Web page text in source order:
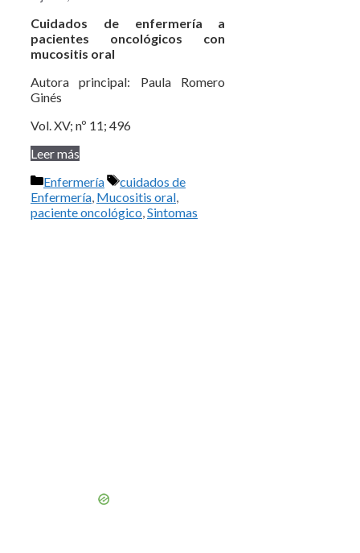
Cuidados de enfermería a
pacientes oncológicos con
mucositis oral
Autora principal: Paula Romero
Ginés
Vol. XV; nº 11; 496
Leer más
Categorías
Enfermería Etiquetas
cuidados de
Enfermería Mucositis oral
paciente oncológico Sintomas